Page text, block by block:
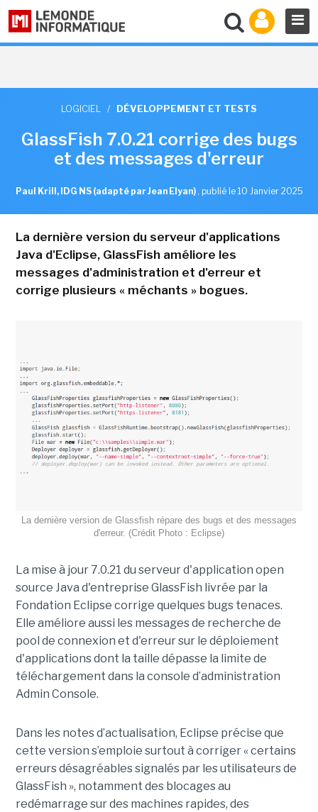
LOGICIEL / DÉVELOPPEMENT ET TESTS
GlassFish 7.0.21 corrige des bugs
et des messages d'erreur
Paul Krill, IDG NS (adapté par Jean Elyan) , publié le 10 Janvier 2025
La dernière version du serveur d'applications
Java d'Eclipse, GlassFish améliore les
messages d'administration et d'erreur et
corrige plusieurs « méchants » bogues.
La dernière version de Glassfish répare des bugs et des messages
d'erreur. (Crédit Photo : Eclipse)
La mise à jour 7.0.21 du serveur d'application open
source Java d'entreprise GlassFish livrée par la
Fondation Eclipse corrige quelques bugs tenaces.
Elle améliore aussi les messages de recherche de
pool de connexion et d'erreur sur le déploiement
d'applications dont la taille dépasse la limite de
téléchargement dans la console d’administration
Admin Console.
Dans les notes d’actualisation, Eclipse précise que
cette version s’emploie surtout à corriger « certains
erreurs désagréables signalés par les utilisateurs de
GlassFish », notamment des blocages au
redémarrage sur des machines rapides, des